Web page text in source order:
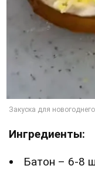
Ингредиенты:
Батон – 6-8